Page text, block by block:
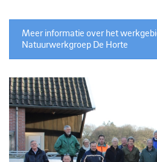
Meer informatie over het
Natuurwerkgroep De Horte